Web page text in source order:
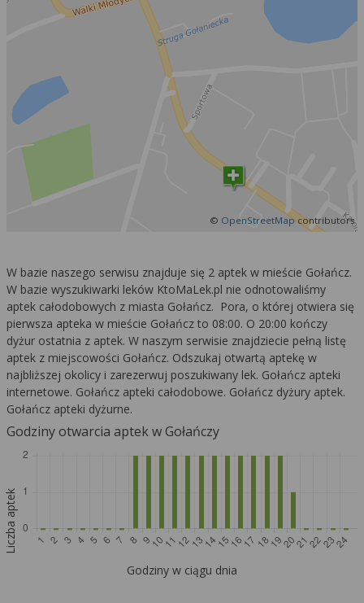
© OpenStreetMapcontributors
W bazie naszego serwisu znajduje się 2 aptek w mieście Gołańcz.
W bazie wyszukiwarki leków KtoMaLek.pl nie odnotowaliśmy
aptek całodobowych z miasta Gołańcz. Pora, o której otwiera się
pierwsza apteka w mieście Gołańcz to 08:00. O 20:00 kończy
dyżur ostatnia z aptek. W naszym serwisie znajdziecie pełną listę
aptek z miejscowości Gołańcz. Odszukaj otwartą aptekę w
najbliższej okolicy i zarezerwuj poszukiwany lek. Gołańcz apteki
internetowe. Gołańcz apteki całodobowe. Gołańcz dyżury aptek.
Gołańcz apteki dyżurne.
Godziny otwarcia aptek w Gołańczy
Liczba aptek
Godziny w ciągu dnia
Więcej informacji na temat wykorzystywania
narzędzi zewnętrznych w naszym serwisie
Regulaminie Serwisu